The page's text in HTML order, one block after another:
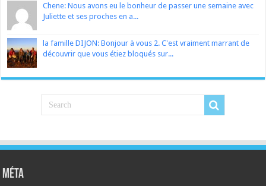
Chene: Nous avons eu le bonheur de passer une semaine avec
Juliette et ses proches en a...
la famille DIJON: Bonjour à vous 2. C'est vraiment marrant de
découvrir que vous étiez bloqués sur...
Méta